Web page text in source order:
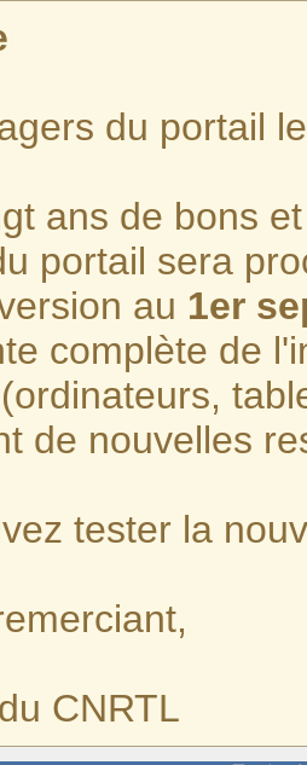
du portail
ans de bons
portail sera
au 1er
complète de
de nouvelles
tester la
CNRTL